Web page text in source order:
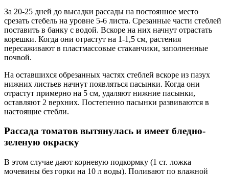
За 20-25 дней до высадки рассады на постоянное место
срезать стебель на уровне 5-6 листа. Срезанные части стеблей
поставить в банку с водой. Вскоре на них начнут отрастать
корешки. Когда они отрастут на 1-1,5 см, растения
пересаживают в пластмассовые стаканчики, заполненные
почвой.
На оставшихся обрезанных частях стеблей вскоре из пазух
нижних листьев начнут появляться пасынки. Когда они
отрастут примерно на 5 см, удаляют нижние пасынки,
оставляют 2 верхних. Постепенно пасынки развиваются в
настоящие стебли.
Рассада томатов вытянулась и имеет бледно-
зеленую окраску
В этом случае дают корневую подкормку (1 ст. ложка
мочевины без горки на 10 л воды). Поливают по влажной